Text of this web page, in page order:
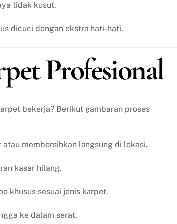
tidak kusut.
dicuci dengan ekstra hati-hati.
Profesional
bekerja? Berikut gambaran proses
membersihkan langsung di lokasi.
kasar hilang.
khusus sesuai jenis karpet.
ke dalam serat.